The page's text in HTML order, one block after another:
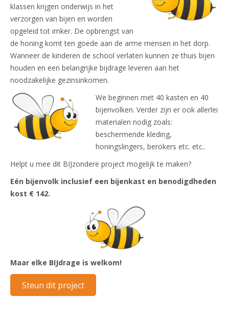
klassen krijgen onderwijs in het
verzorgen van bijen en worden
opgeleid tot imker. De opbrengst van
de honing komt ten goede aan de arme mensen in het dorp.
Wanneer de kinderen de school verlaten kunnen ze thuis bijen
houden en een belangrijke bijdrage leveren aan het
noodzakelijke gezinsinkomen.
We beginnen met 40 kasten en 40
bijenvolken. Verder zijn er ook allerlei
materialen nodig zoals:
beschermende kleding,
honingslingers, berokers etc. etc..
Helpt u mee dit BIJzondere project mogelijk te maken?
Eén bijenvolk inclusief een bijenkast en benodigdheden
kost € 142.
Maar elke BIJdrage is welkom!
Steun dit project